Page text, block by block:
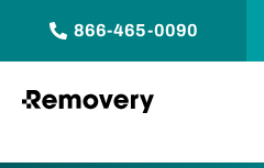
866-465-0090